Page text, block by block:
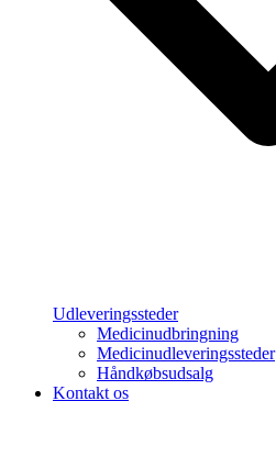
Udleveringssteder
Medicinudbringning
Medicinudleveringssteder
Håndkøbsudsalg
Kontakt os